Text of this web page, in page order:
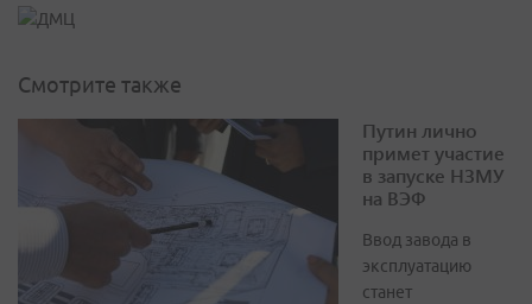
Смотрите также
Путин лично
примет участие
в запуске НЗМУ
на ВЭФ
Ввод завода в
эксплуатацию
станет